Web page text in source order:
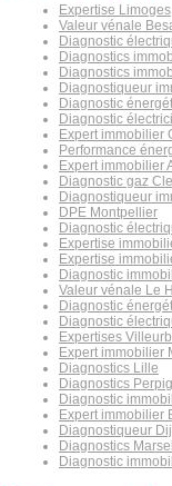
Expertise Limoges
Valeur vénale
Diagnostic
Diagnostics
Diagnostics
Diagnostiqueur
Diagnostic
Diagnostic
Expert immobilier
Performance
Expert immobilier
Diagnostic gaz
Diagnostiqueur
DPE Montpellier
Diagnostic
Expertise
Expertise
Diagnostic
Valeur vénale Le
Diagnostic
Diagnostic
Expertises
Expert immobilier
Diagnostics Lille
Diagnostics
Diagnostic
Expert immobilier
Diagnostiqueur
Diagnostics
Diagnostic